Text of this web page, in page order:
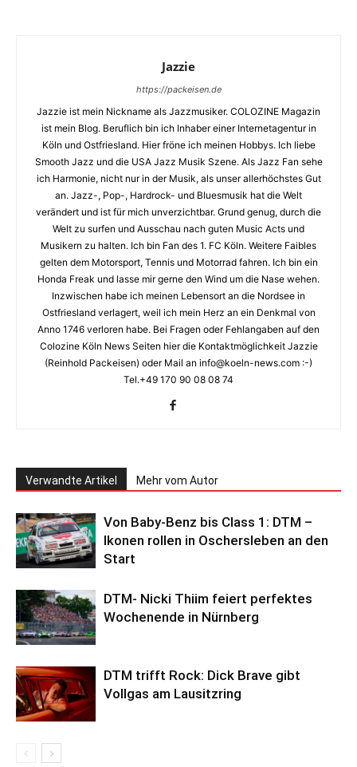
Jazzie
https://packeisen.de
Jazzie ist mein Nickname als Jazzmusiker. COLOZINE Magazin
ist mein Blog. Beruflich bin ich Inhaber einer Internetagentur in
Köln und Ostfriesland. Hier fröne ich meinen Hobbys. Ich liebe
Smooth Jazz und die USA Jazz Musik Szene. Als Jazz Fan sehe
ich Harmonie, nicht nur in der Musik, als unser allerhöchstes Gut
an. Jazz-, Pop-, Hardrock- und Bluesmusik hat die Welt
verändert und ist für mich unverzichtbar. Grund genug, durch die
Welt zu surfen und Ausschau nach guten Music Acts und
Musikern zu halten. Ich bin Fan des 1. FC Köln. Weitere Faibles
gelten dem Motorsport, Tennis und Motorrad fahren. Ich bin ein
Honda Freak und lasse mir gerne den Wind um die Nase wehen.
Inzwischen habe ich meinen Lebensort an die Nordsee in
Ostfriesland verlagert, weil ich mein Herz an ein Denkmal von
Anno 1746 verloren habe. Bei Fragen oder Fehlangaben auf den
Colozine Köln News Seiten hier die Kontaktmöglichkeit Jazzie
(Reinhold Packeisen) oder Mail an info@koeln-news.com :-)
Tel.+49 170 90 08 08 74
Verwandte Artikel Mehr vom Autor
Von Baby-Benz bis Class 1: DTM –
Ikonen rollen in Oschersleben an den
Start
DTM- Nicki Thiim feiert perfektes
Wochenende in Nürnberg
DTM trifft Rock: Dick Brave gibt
Vollgas am Lausitzring